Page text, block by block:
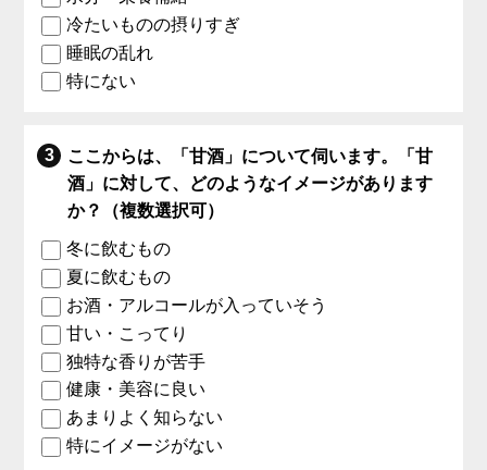
冷たいものの摂りすぎ
睡眠の乱れ
特にない
ここからは、「甘酒」について伺います。「甘
酒」に対して、どのようなイメージがあります
か？（複数選択可）
冬に飲むもの
夏に飲むもの
お酒・アルコールが入っていそう
甘い・こってり
独特な香りが苦手
健康・美容に良い
あまりよく知らない
特にイメージがない